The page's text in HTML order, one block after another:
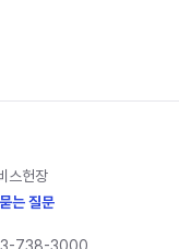
스헌장
는 질문